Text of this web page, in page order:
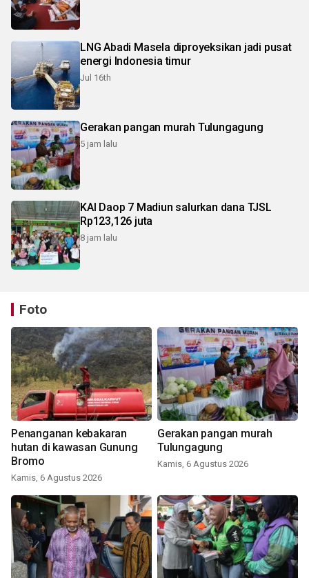
LNG Abadi Masela diproyeksikan jadi pusat
energi Indonesia timur
Jul 16th
Gerakan pangan murah Tulungagung
5 jam lalu
KAI Daop 7 Madiun salurkan dana TJSL
Rp123,126 juta
8 jam lalu
Foto
Penanganan kebakaran
hutan di kawasan Gunung
Bromo
Kamis, 6 Agustus 2026
Gerakan pangan murah
Tulungagung
Kamis, 6 Agustus 2026